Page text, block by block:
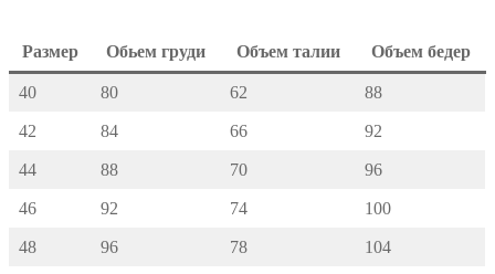
Размер Обьем груди Объем талии Объем бедер
40 80 62 88
42 84 66 92
44 88 70 96
46 92 74 100
48 96 78 104